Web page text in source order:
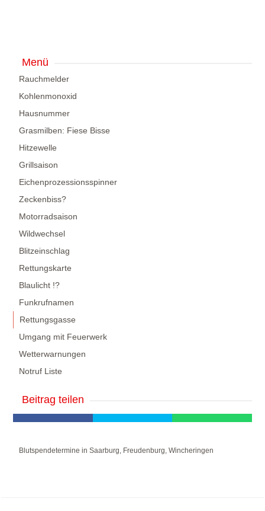
Menü
Rauchmelder
Kohlenmonoxid
Hausnummer
Grasmilben: Fiese Bisse
Hitzewelle
Grillsaison
Eichenprozessionsspinner
Zeckenbiss?
Motorradsaison
Wildwechsel
Blitzeinschlag
Rettungskarte
Blaulicht !?
Funkrufnamen
Rettungsgasse
Umgang mit Feuerwerk
Wetterwarnungen
Notruf Liste
Beitrag teilen
Blutspendetermine in Saarburg, Freudenburg, Wincheringen